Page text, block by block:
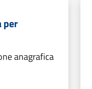
per
anagrafica